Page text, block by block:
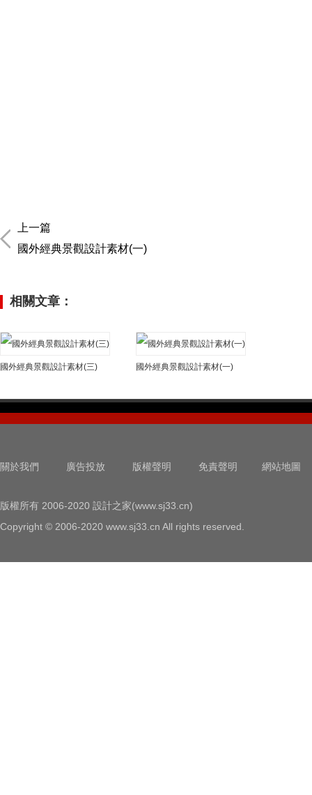
上一篇
國外經典景觀設計素材(一)
相關文章：
國外經典景觀設計素材(三) 國外經典景觀設計素材(一)
關於我們 廣告投放 版權聲明 免責聲明 網站地圖
版權所有 2006-2020 設計之家(www.sj33.cn)
Copyright © 2006-2020 www.sj33.cn All rights reserved.